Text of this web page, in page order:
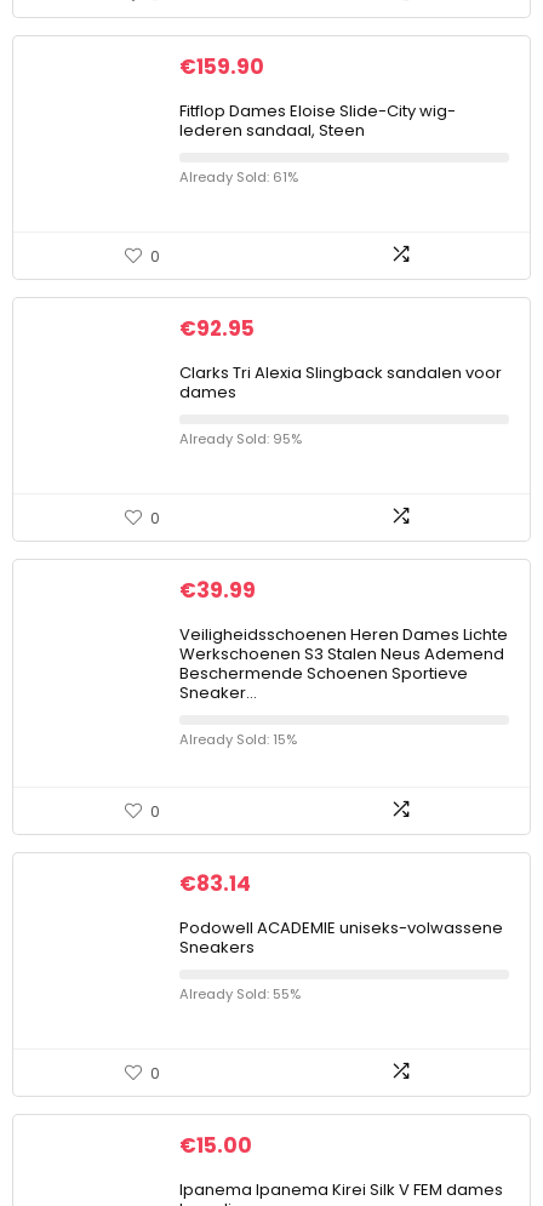
€159.90
Fitflop Dames Eloise Slide-City wig-
lederen sandaal, Steen
Already Sold: 61%
0
€92.95
Clarks Tri Alexia Slingback sandalen voor
dames
Already Sold: 95%
0
€39.99
Veiligheidsschoenen Heren Dames Lichte
Werkschoenen S3 Stalen Neus Ademend
Beschermende Schoenen Sportieve
Sneaker…
Already Sold: 15%
0
€83.14
Podowell ACADEMIE uniseks-volwassene
Sneakers
Already Sold: 55%
0
€15.00
Ipanema Ipanema Kirei Silk V FEM dames